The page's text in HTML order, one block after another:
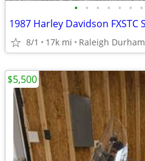
• • • • • • •
8/1 17k mi Raleigh Durham
$5,500